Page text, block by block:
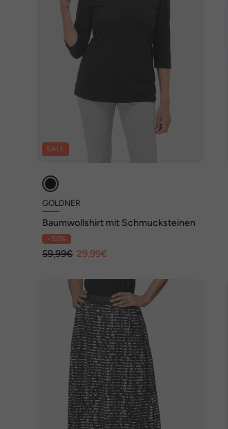
SALE
GOLDNER
Baumwollshirt mit Schmucksteinen
- 50%
59,99€ 29,99€